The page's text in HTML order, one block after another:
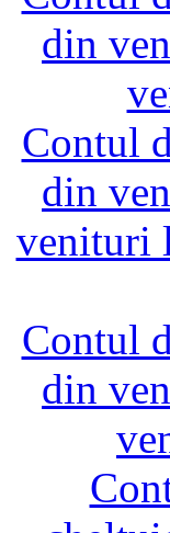
din
Contul
din
venituri
Contul
din